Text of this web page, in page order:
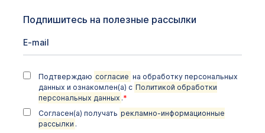
микроэлементы
Общеклинические исследования
Онкомаркеры
Химико-токсикологические исследования
Цитологические исследования
Подпишитесь на полезные рассылки
Подтверждаю согласие на обработку персональных
данных и ознакомлен(а) с Политикой обработки
персональных данных .*
Согласен(а) получать рекламно-информационные
рассылки .